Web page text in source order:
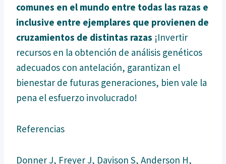
comunes en el mundo entre todas las razas e
inclusive entre ejemplares que provienen de
cruzamientos de distintas razas ¡Invertir
recursos en la obtención de análisis genéticos
adecuados con antelación, garantizan el
bienestar de futuras generaciones, bien vale la
pena el esfuerzo involucrado!
Referencias
Donner J, Freyer J, Davison S, Anderson H,